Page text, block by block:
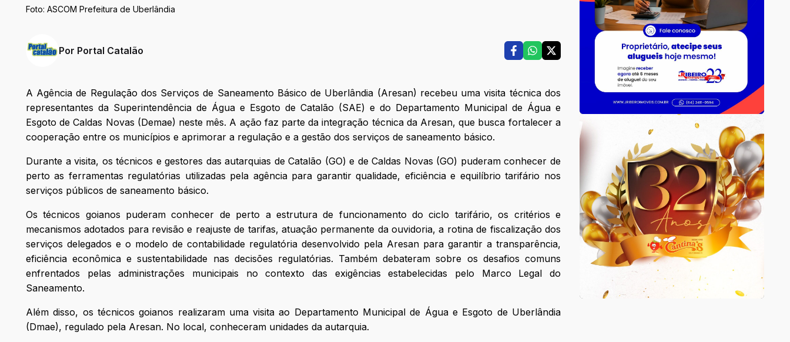
Foto: ASCOM Prefeitura de Uberlândia
Por Portal Catalão
A Agência de Regulação dos Serviços de Saneamento Básico de Uberlândia (Aresan) recebeu uma visita técnica dos
representantes da Superintendência de Água e Esgoto de Catalão (SAE) e do Departamento Municipal de Água e
Esgoto de Caldas Novas (Demae) neste mês. A ação faz parte da integração técnica da Aresan, que busca fortalecer a
cooperação entre os municípios e aprimorar a regulação e a gestão dos serviços de saneamento básico.
Durante a visita, os técnicos e gestores das autarquias de Catalão (GO) e de Caldas Novas (GO) puderam conhecer de
perto as ferramentas regulatórias utilizadas pela agência para garantir qualidade, eficiência e equilíbrio tarifário nos
serviços públicos de saneamento básico.
Os técnicos goianos puderam conhecer de perto a estrutura de funcionamento do ciclo tarifário, os critérios e
mecanismos adotados para revisão e reajuste de tarifas, atuação permanente da ouvidoria, a rotina de fiscalização dos
serviços delegados e o modelo de contabilidade regulatória desenvolvido pela Aresan para garantir a transparência,
eficiência econômica e sustentabilidade nas decisões regulatórias. Também debateram sobre os desafios comuns
enfrentados pelas administrações municipais no contexto das exigências estabelecidas pelo Marco Legal do
Saneamento.
Além disso, os técnicos goianos realizaram uma visita ao Departamento Municipal de Água e Esgoto de Uberlândia
(Dmae), regulado pela Aresan. No local, conheceram unidades da autarquia.